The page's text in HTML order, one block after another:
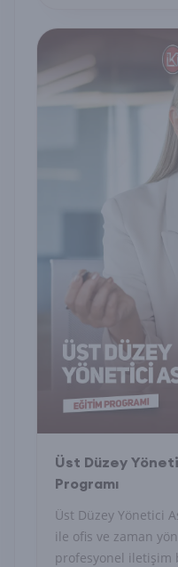
Üst Düzey
Programı
Üst Düzey Yönetici
ile ofis ve zaman
profesyonel